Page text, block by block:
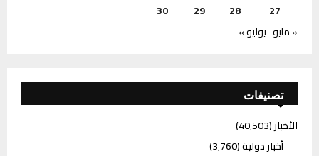
27
28
29
30
« مايو يوليو »
تصنيفات
الأخبار(40٬503)
أخبار دولية(3٬760)